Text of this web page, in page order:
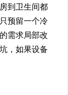
到卫生间都
预留一个冷
需求局部改
，如果设备